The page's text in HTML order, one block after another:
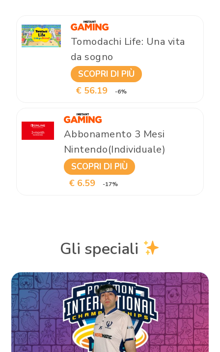
Tomodachi Life: Una vita
da sogno
SCOPRI DI PIÙ
€ 56.19 -6%
Abbonamento 3 Mesi
Nintendo(Individuale)
SCOPRI DI PIÙ
€ 6.59 -17%
Gli speciali